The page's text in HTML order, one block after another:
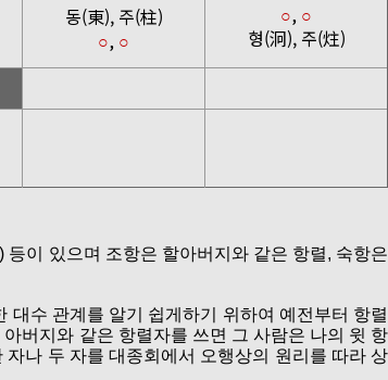
동(東), 주(柱)
○, ○
○, ○
형(泂), 주(炷)
이 있으며 조항은 할아버지와 같은 항렬, 숙항은
수 관계를 알기 쉽게하기 위하여 예전부터 항렬
버지와 같은 항렬자를 쓰면 그 사람은 나의 윗 항
나 두 자를 대종회에서 오행상의 원리를 따라 상